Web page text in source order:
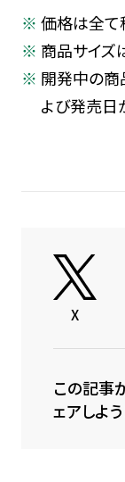
価格は全て
商品サイズ
開発中の商
よび発売日
X
この記事
ェアしよう